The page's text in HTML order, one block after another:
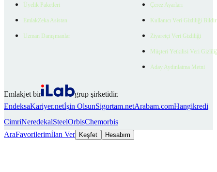
Üyelik Paketleri
EmlakZeka Asistan
Uzman Danışmanlar
Çerez Ayarları
Kullanıcı Veri Gizliliği
Ziyaretçi Veri Gizliliği
Müşteri Yetkilisi Veri
Aday Aydınlatma Metni
Emlakjet bir
grup şirketidir.
EndeksaKariyer.netİşin OlsunSigortam.netArabam.comHangikredi
CimriNeredekalSteelOrbisChemorbis
AraFavorilerimİlan Ver Keşfet Hesabım